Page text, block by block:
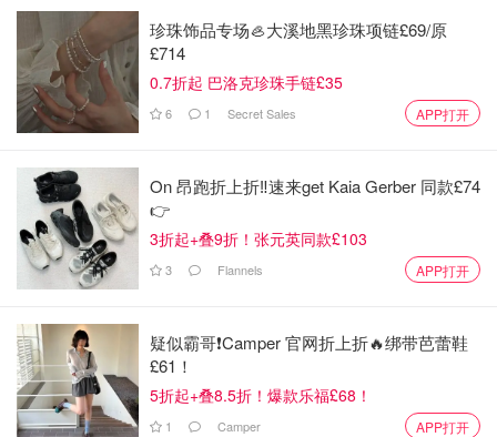
珍珠饰品专场🦪大溪地黑珍珠项链£69/原
£714
0.7折起 巴洛克珍珠手链£35
6 1 Secret Sales APP打开
On 昂跑折上折‼️速来get Kaia Gerber 同款£74
👉
3折起+叠9折！张元英同款£103
3 Flannels APP打开
疑似霸哥❗️Camper 官网折上折🔥绑带芭蕾鞋
£61！
5折起+叠8.5折！爆款乐福£68！
1 Camper APP打开